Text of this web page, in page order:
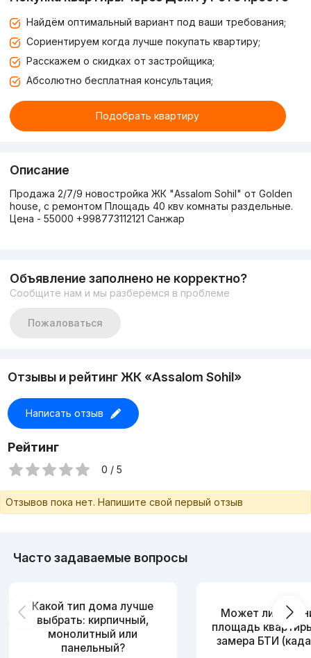
Найдём оптимальный вариант под ваши требования;
Сориентируем когда лучше покупать квартиру;
Расскажем о скидках от застройщика;
Абсолютно бесплатная консультация;
Подобрать квартиру
Описание
Продажа 2/7/9 новостройка ЖК "Assalom Sohil" от Golden
house, с ремонтом Площадь 40 квv комнаты раздельные.
Цена - 55000 +998773112121 Санжар
Объявление заполнено не корректно?
Сообщите нам и мы разберёмся в проблеме
Пожаловаться
Отзывы и рейтинг ЖК «Assalom Sohil»
Написать отзыв
Рейтинг
0 / 5
Отзывов пока нет. Напишите свой первый отзыв
Часто задаваемые вопросы
Какой тип дома лучше
выбрать: кирпичный,
монолитный или
панельный?
Может ли
площадь
замера БТИ